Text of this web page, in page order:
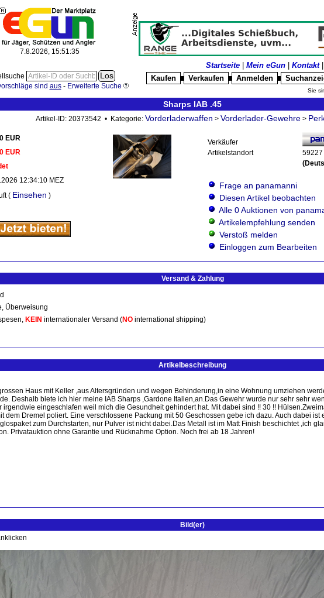
7.8.2026, 15:51:36
sind aus- Erweiterte Suche
Startseite Mein eGun Kontakt|
Kaufen
Verkaufen Anmelden
Sie
Sharps IAB .45
Artikel-ID: 20373542 • Kategorie: Vorderladerwaffen > Vorderlader-Gewehre >
EUR
EUR
12:34:10 MEZ
( Einsehen )
Verkäufer
Artikelstandort
59227
Frage an panamanni
Diesen Artikel beobachten
Alle 0 Auktionen von
Artikelempfehlung senden
Verstoß melden
Einloggen zum Bearbeiten
Versand & Zahlung
Überweisung
KEIN internationaler Versand (NO international shipping)
Artikelbeschreibung
Haus mit Keller ,aus Altersgründen und wegen Behinderung,in eine Wohnung umziehen
Deshalb biete ich hier meine IAB Sharps ,Gardone Italien,an.Das Gewehr wurde nur sehr sehr
irgendwie eingeschlafen weil mich die Gesundheit gehindert hat. Mit dabei sind !! 30 !!
dem Dremel poliert. Eine verschlossene Packung mit 50 Geschossen gebe ich dazu. Auch dabei
zum Durchstarten, nur Pulver ist nicht dabei.Das Metall ist im Matt Finish beschichtet ,ich
Privatauktion ohne Garantie und Rücknahme Option. Noch frei ab 18 Jahren!
Bild(er)